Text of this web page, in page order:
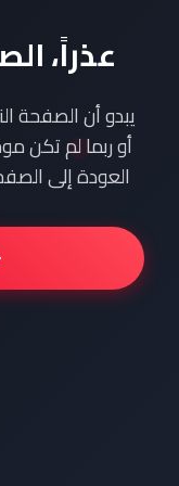
عذراً،
يبدو أن الصفحة
أو ربما لم تكن
العودة إلى